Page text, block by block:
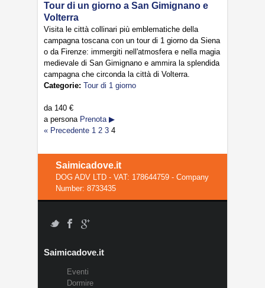
Tour di un giorno a San Gimignano e
Volterra
Visita le città collinari più emblematiche della
campagna toscana con un tour di 1 giorno da Siena
o da Firenze: immergiti nell'atmosfera e nella magia
medievale di San Gimignano e ammira la splendida
campagna che circonda la città di Volterra.
Categorie: Tour di 1 giorno
da 140 €
a persona Prenota ▶
« Precedente 1 2 3 4
Saimicadove.it
DOG ADV LTD - VAT: 178644759 - Company
Number: 8733435
Saimicadove.it
Eventi
Dormire